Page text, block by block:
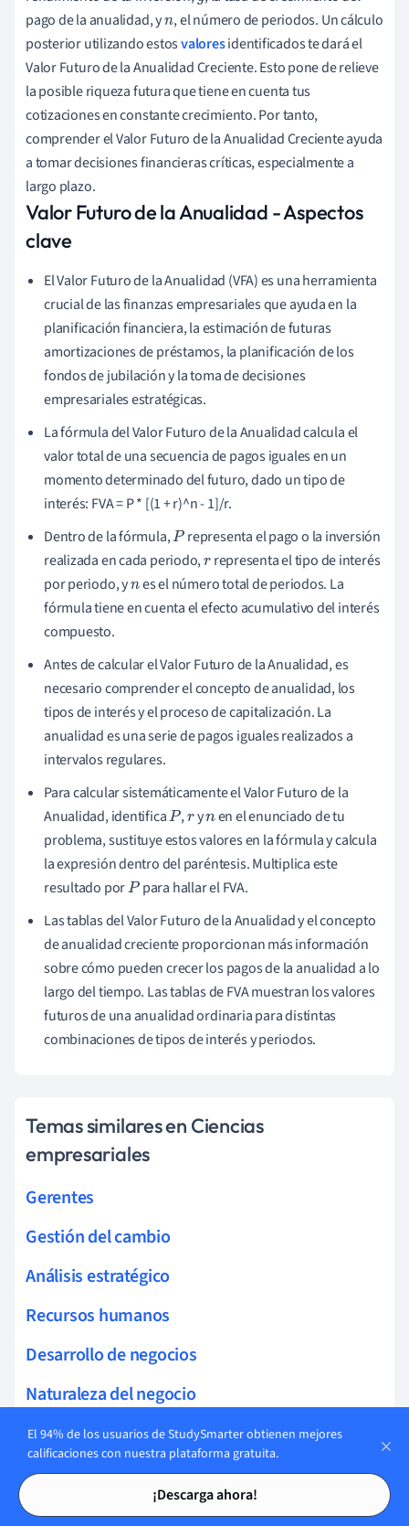
Tarjetas de estudio
Tarjetas de estudio
pago de la anualidad, yn, el número de periodos. Un cálculo
posterior utilizando estosvaloresidentificados te dará el
Valor Futuro de la Anualidad Creciente. Esto pone de relieve
la posible riqueza futura que tiene en cuenta tus
cotizaciones en constante crecimiento. Por tanto,
comprender el Valor Futuro de la Anualidad Creciente ayuda
a tomar decisiones financieras críticas, especialmente a
largo plazo.
Valor Futuro de la Anualidad - Aspectos
clave
El Valor Futuro de la Anualidad (VFA) es una herramienta
crucial de las finanzas empresariales que ayuda en la
planificación financiera, la estimación de futuras
amortizaciones de préstamos, la planificación de los
fondos de jubilación y la toma de decisiones
empresariales estratégicas.
La fórmula del Valor Futuro de la Anualidad calcula el
valor total de una secuencia de pagos iguales en un
momento determinado del futuro, dado un tipo de
interés: FVA = P * [(1 + r)^n - 1]/r.
Dentro de la fórmula,P representa el pago o la inversión
realizada en cada periodo,rrepresenta el tipo de interés
por periodo, yn es el número total de periodos. La
fórmula tiene en cuenta el efecto acumulativo del interés
compuesto.
Antes de calcular el Valor Futuro de la Anualidad, es
necesario comprender el concepto de anualidad, los
tipos de interés y el proceso de capitalización. La
anualidad es una serie de pagos iguales realizados a
intervalos regulares.
Para calcular sistemáticamente el Valor Futuro de la
Anualidad, identificaP ,rynen el enunciado de tu
problema, sustituye estos valores en la fórmula y calcula
la expresión dentro del paréntesis. Multiplica este
resultado porP para hallar el FVA.
Las tablas del Valor Futuro de la Anualidad y el concepto
de anualidad creciente proporcionan más información
sobre cómo pueden crecer los pagos de la anualidad a lo
largo del tiempo. Las tablas de FVA muestran los valores
futuros de una anualidad ordinaria para distintas
combinaciones de tipos de interés y periodos.
Temas similares en Ciencias
empresariales
Gerentes
Gestión del cambio
Análisis estratégico
Recursos humanos
Desarrollo de negocios
Naturaleza del negocio
Gestión de calidad
Startups
Negocio familiar
El 94% de los usuarios de StudySmarter obtienen mejores
calificaciones con nuestra plataforma gratuita.
¡Descarga ahora!